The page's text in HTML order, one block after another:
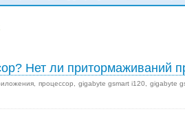
Нет ли притормаживаний
процессор gigabyte gsmart i120 gigabyte